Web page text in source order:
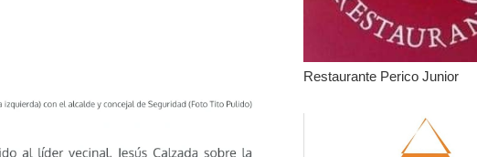
Restaurante Perico Junior